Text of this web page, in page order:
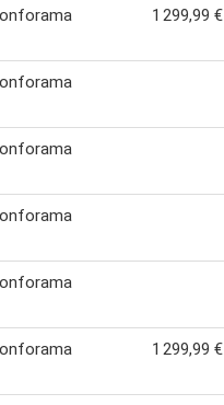
1 299,99 €
1 299,99 €